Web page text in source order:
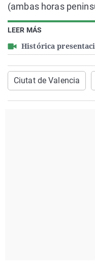
LEER MÁS
Histórica
(ambas horas
Ciutat de Valencia